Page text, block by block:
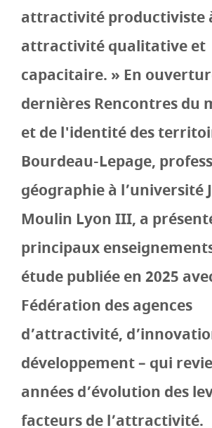
attractivité productiviste
attractivité qualitative et
capacitaire. » En
dernières Rencontres du
et de l'identité des
Bourdeau-Lepage,
géographie à l’université
Moulin Lyon III, a
principaux
étude publiée en 2025
Fédération des agences
d’attractivité,
développement – qui
années d’évolution des
facteurs de l’attractivité.